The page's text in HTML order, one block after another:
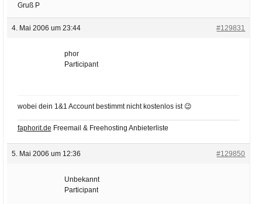
Gruß P
4. Mai 2006 um 23:44 #129831
phor
Participant
wobei dein 1&1 Account bestimmt nicht kostenlos ist 😉
faphorit.de Freemail & Freehosting Anbieterliste
5. Mai 2006 um 12:36 #129850
Unbekannt
Participant